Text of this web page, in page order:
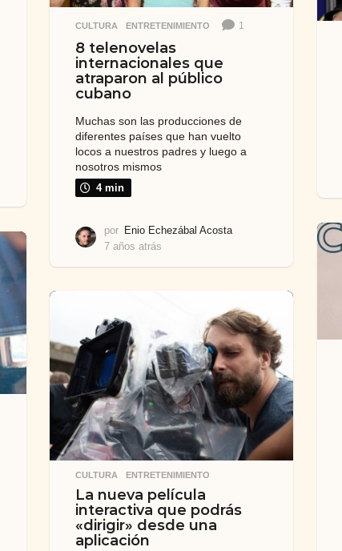
CULTURA ,ENTRETENIMIENTO 1
8 telenovelas
internacionales que
atraparon al público
cubano
Muchas son las producciones de
diferentes países que han vuelto
locos a nuestros padres y luego a
nosotros mismos
4 min
por Enio Echezábal Acosta
7 años atrás
t
r
á
s
CULTURA ,ENTRETENIMIENTO
La nueva película
interactiva que podrás
«dirigir» desde una
aplicación